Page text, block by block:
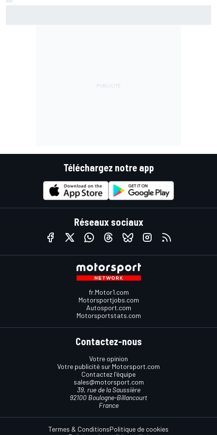
Téléchargez notre app
Réseaux sociaux
fr.Motor1.com
Motorsportjobs.com
Autosport.com
Motorsportstats.com
Contactez-nous
Votre opinion
Votre publicité sur Motorsport.com
Contactez l'équipe
sales@motorsport.com
39, rue de la Saussière
92100 Boulogne-Billancourt
France
Termes & ConditionsPolitique de cookies